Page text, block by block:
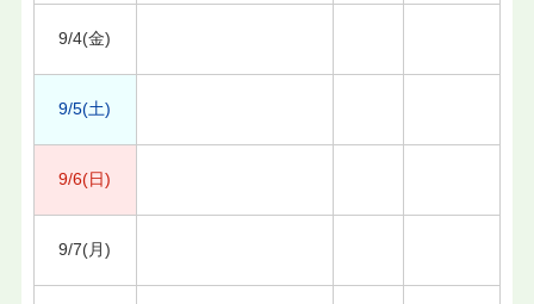
9/4(金)
9/5(土)
9/6(日)
9/7(月)